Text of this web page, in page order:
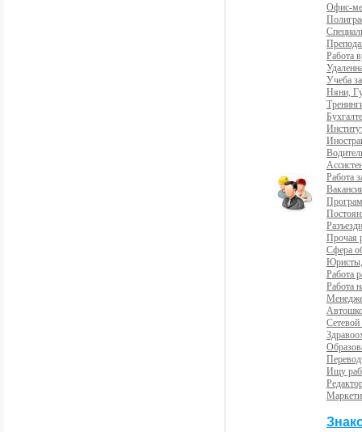
Офис-
Работа
Учеба
Няни,
Работа
Прочая
Сфера
Юристы,
Работа
Работа
Сетевой
Ищу